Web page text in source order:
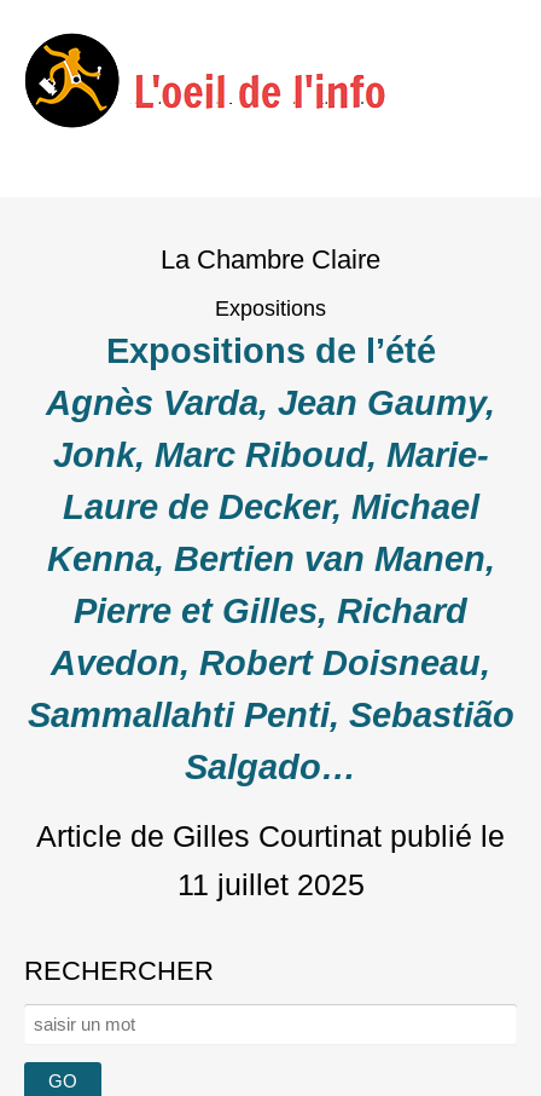
La Chambre Claire
Expositions
Expositions de l’été
Agnès Varda, Jean Gaumy,
Jonk, Marc Riboud, Marie-
Laure de Decker, Michael
Kenna, Bertien van Manen,
Pierre et Gilles, Richard
Avedon, Robert Doisneau,
Sammallahti Penti, Sebastião
Salgado…
Article de Gilles Courtinat publié le
11 juillet 2025
RECHERCHER
Rechercher :